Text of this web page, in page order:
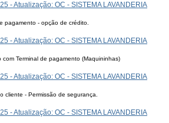
- Atualização: OC - SISTEMA LAVANDERIA
pagamento - opção de crédito.
- Atualização: OC - SISTEMA LAVANDERIA
com Terminal de pagamento (Maquininhas)
- Atualização: OC - SISTEMA LAVANDERIA
cliente - Permissão de segurança.
- Atualização: OC - SISTEMA LAVANDERIA